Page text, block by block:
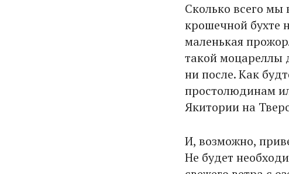
Сколько всего
крошечной бухте
маленькая
такой моцареллы
ни после. Как
простолюдинам
Якитории на
И, возможно,
Не будет